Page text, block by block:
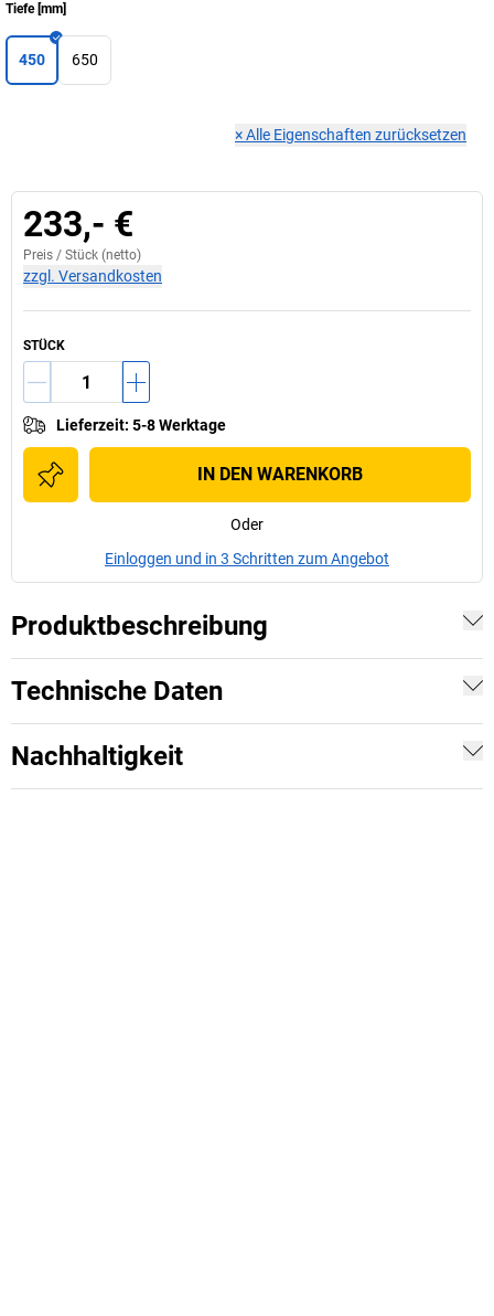
Tiefe[mm]
450 650
×Alle Eigenschaften zurücksetzen
233,- €
Preis / Stück (netto)
zzgl. Versandkosten
STÜCK
Lieferzeit: 5-8 Werktage
IN DEN WARENKORB
Oder
Einloggen und in 3 Schritten zum Angebot
Produktbeschreibung
Technische Daten
Nachhaltigkeit